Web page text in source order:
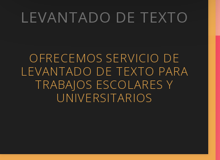
LEVANTADO DE TEXTO
OFRECEMOS SERVICIO DE
LEVANTADO DE TEXTO PARA
TRABAJOS ESCOLARES Y
UNIVERSITARIOS